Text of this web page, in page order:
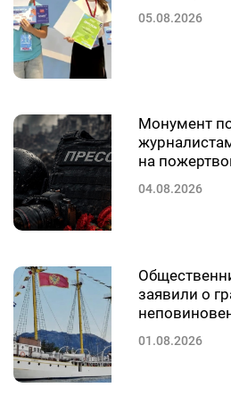
05.08.2026
Монумент
на
04.08.2026
заявили о
01.08.2026